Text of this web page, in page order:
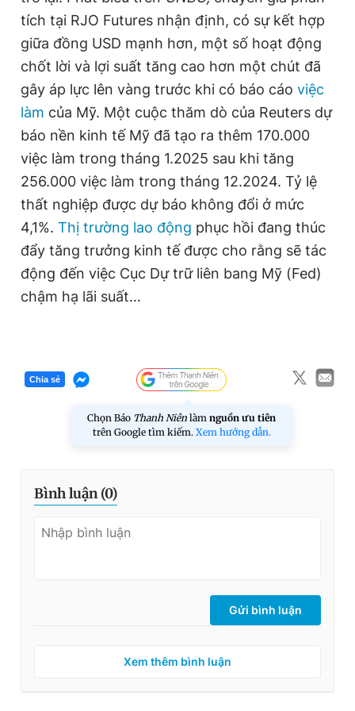
tích tại RJO Futures nhận định, có sự kết hợp
giữa đồng USD mạnh hơn, một số hoạt động
chốt lời và lợi suất tăng cao hơn một chút đã
gây áp lực lên vàng trước khi có báo cáo việc
làm của Mỹ. Một cuộc thăm dò của Reuters dự
báo nền kinh tế Mỹ đã tạo ra thêm 170.000
việc làm trong tháng 1.2025 sau khi tăng
256.000 việc làm trong tháng 12.2024. Tỷ lệ
thất nghiệp được dự báo không đổi ở mức
4,1%. Thị trường lao động phục hồi đang thúc
đẩy tăng trưởng kinh tế được cho rằng sẽ tác
động đến việc Cục Dự trữ liên bang Mỹ (Fed)
chậm hạ lãi suất…
Chia sẻ
Chọn Báo Thanh Niên làm nguồn ưu tiên
trên Google tìm kiếm. Xem hướng dẫn.
Bình luận (0)
Gửi bình luận
Xem thêm bình luận